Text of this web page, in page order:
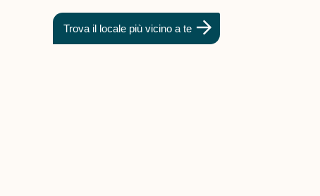
Trova il locale più vicino a te